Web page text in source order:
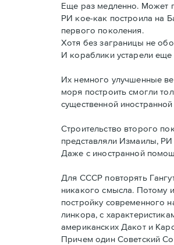
Еще раз медленно. Может
РИ кое-как построила на
первого поколения.
Хотя без заграницы не
И кораблики устарели еще
Их немного улучшенные
моря построить смогли
существенной
Строительство второго
представляли Измаилы,
Даже с иностранной
Для СССР повторять
никакого смысла. Потому
постройку современного
линкора, с
американских Дакот и
Причем один Советский